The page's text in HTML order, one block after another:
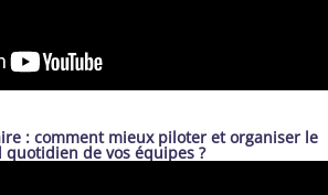
: comment mieux piloter et organiser le
quotidien de vos équipes ?